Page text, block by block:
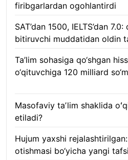
firibgarlardan ogohlantirdi
SAT’dan 1500, IELTS’dan
bitiruvchi muddatidan oldin
Ta’lim sohasiga qo‘shgan
o‘qituvchiga 120 milliard
Masofaviy taʼlim shaklida
etiladi?
Hujum yaxshi
otishmasi bo‘yicha yangi